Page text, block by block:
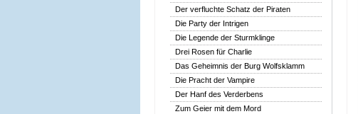
Der verfluchte Schatz der Piraten
Die Party der Intrigen
Die Legende der Sturmklinge
Drei Rosen für Charlie
Das Geheimnis der Burg Wolfsklamm
Die Pracht der Vampire
Der Hanf des Verderbens
Zum Geier mit dem Mord